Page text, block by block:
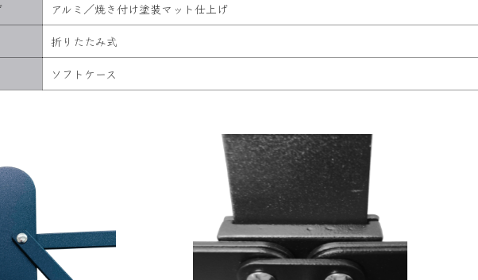
アルミ／焼き付け塗装マット仕上げ
折りたたみ式
ソフトケース